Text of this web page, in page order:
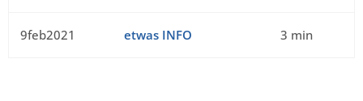
9feb2021 etwas INFO 3 min